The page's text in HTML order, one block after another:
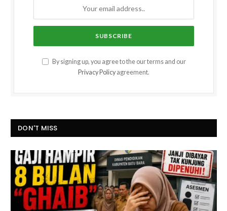
By signing up, you agree to the our terms and our
Privacy Policy agreement.
DON'T MISS